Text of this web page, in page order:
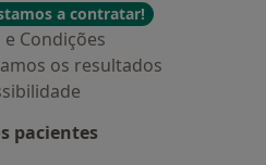
a contratar!
Condições
os resultados
pacientes